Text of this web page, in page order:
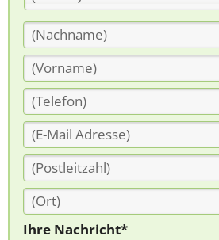
Ihre Nachricht*